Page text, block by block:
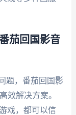
茄回国影音
题，番茄回国影
效解决方案。
戏，都可以信